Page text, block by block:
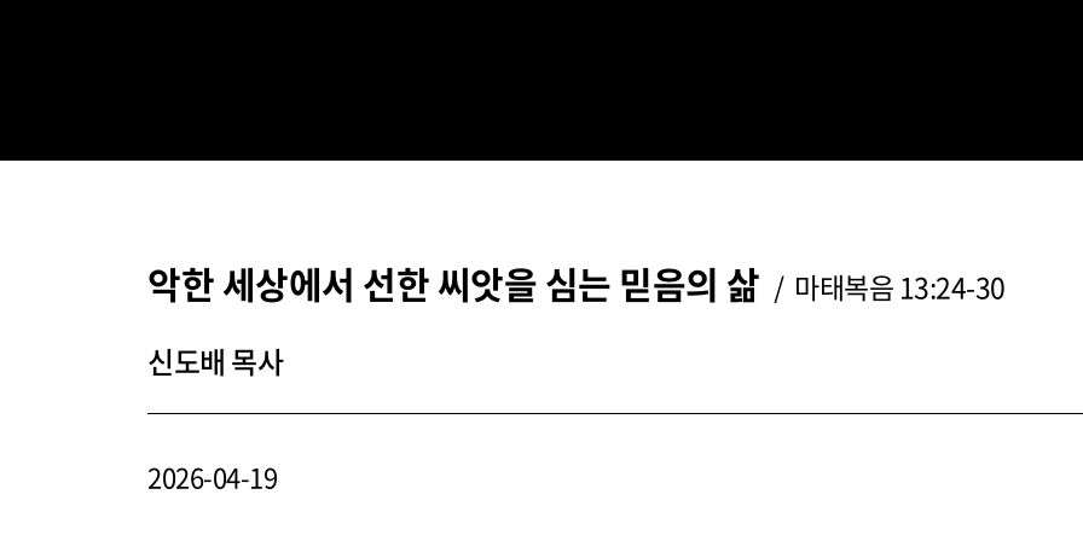
악한 세상에서 선한 씨앗을 심는 믿음의 삶 / 마태복음 13:24-30
신도배 목사
2026-04-19